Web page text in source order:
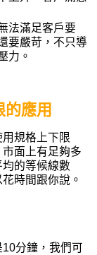
法滿足客戶要
要嚴苛，不只導
力。
應用
規格上下限
面上有足夠多
的等候線數
時間跟你說。
10分鐘，我們可